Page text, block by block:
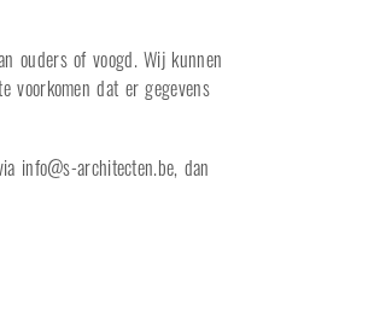
ouders of voogd. Wij kunnen
voorkomen dat er gegevens
info@s-architecten.be, dan